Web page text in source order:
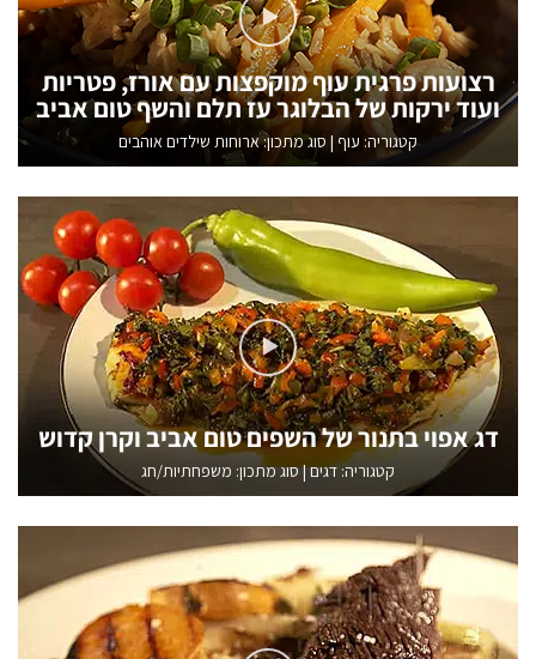
רצועות פרגית עוף מוקפצות עם אורז, פטריות
ועוד ירקות של הבלוגר עז תלם והשף טום אביב
קטגוריה: עוף | סוג מתכון: ארוחות שילדים אוהבים
דג אפוי בתנור של השפים טום אביב וקרן קדוש
קטגוריה:דגים|סוג מתכון: משפחתיות/חג